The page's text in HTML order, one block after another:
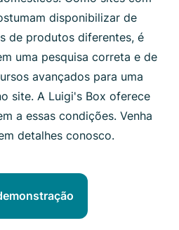
disponibilizar de
de produtos diferentes, é
uma pesquisa correta e de
avançados para uma
site. A Luigi's Box oferece
a essas condições. Venha
detalhes conosco.